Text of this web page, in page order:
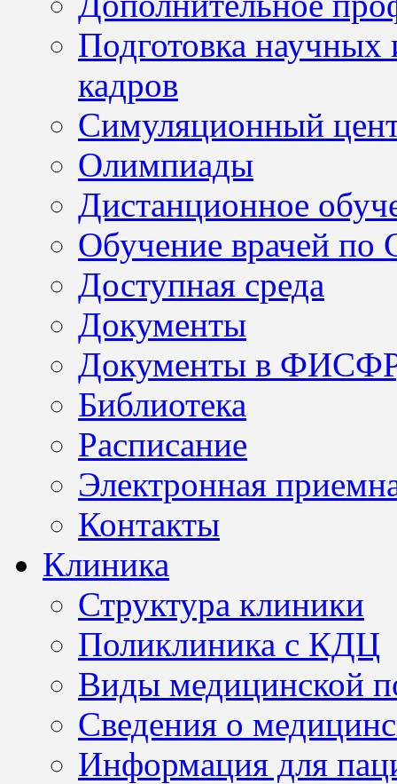
Подготовка научных
кадров
Симуляционный
Олимпиады
Дистанционное
Обучение врачей по
Доступная среда
Документы
Документы в
Библиотека
Расписание
Электронная
Контакты
Клиника
Структура клиники
Поликлиника с КДЦ
Виды медицинской
Сведения о
Информация для